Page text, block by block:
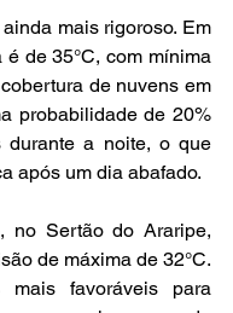
mais rigoroso. Em
de 35°C, com mínima
de nuvens em
probabilidade de 20%
durante a noite, o que
após um dia abafado.
no Sertão do Araripe,
de máxima de 32°C.
mais favoráveis para